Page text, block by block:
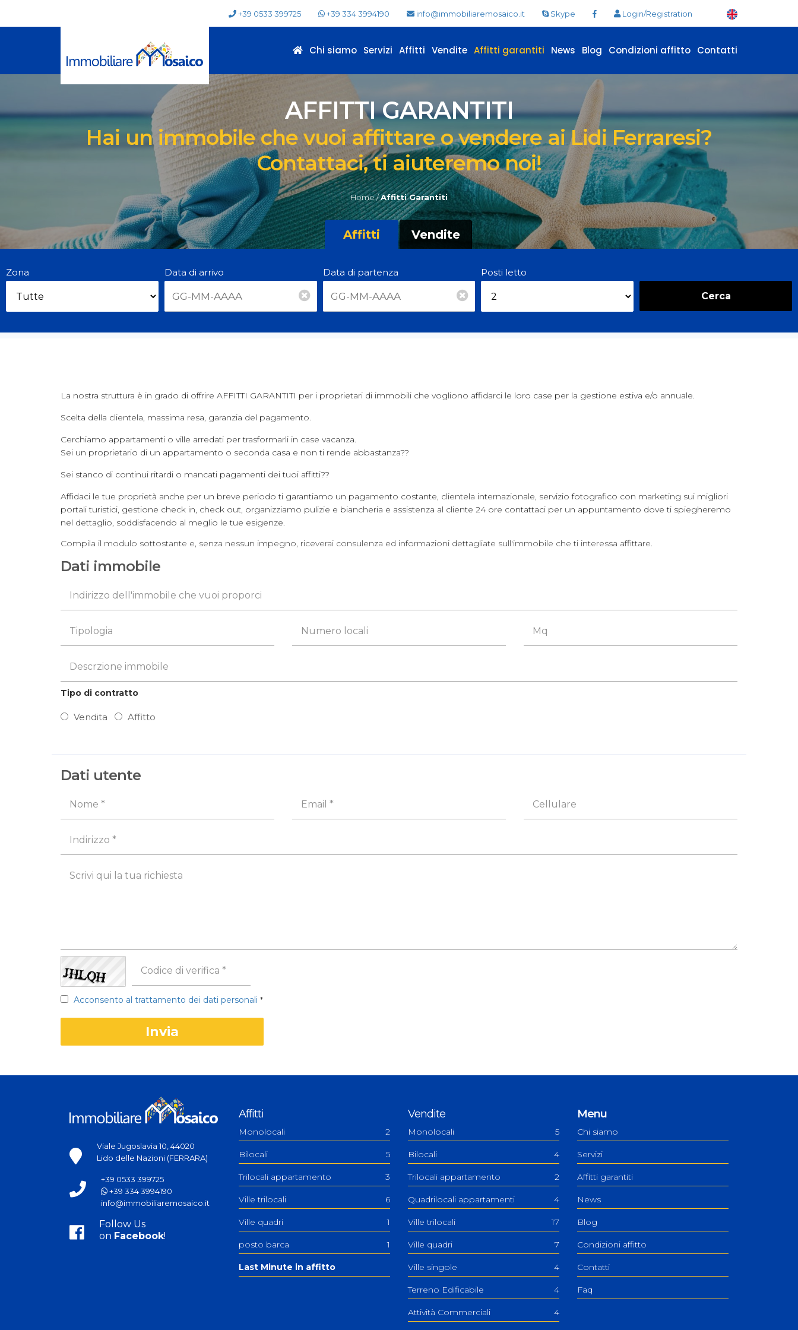
+39 0533 399725 +39 334 3994190 info@immobiliaremosaico.it Skype Login/Registration
Chi siamo Servizi Affitti Vendite Affitti garantiti News Blog Condizioni affitto Contatti
AFFITTI GARANTITI
Hai un immobile che vuoi affittare o vendere ai Lidi Ferraresi?
Contattaci, ti aiuteremo noi!
Home /Affitti Garantiti
Affitti Vendite
Zona Data di arrivo Data di partenza Posti letto
Cerca
La nostra struttura è in grado di offrire AFFITTI GARANTITI per i proprietari di immobili che vogliono affidarci le loro case per la gestione estiva e/o annuale.
Scelta della clientela, massima resa, garanzia del pagamento.
Cerchiamo appartamenti o ville arredati per trasformarli in case vacanza.
Sei un proprietario di un appartamento o seconda casa e non ti rende abbastanza??
Sei stanco di continui ritardi o mancati pagamenti dei tuoi affitti??
Affidaci le tue proprietà anche per un breve periodo ti garantiamo un pagamento costante, clientela internazionale, servizio fotografico con marketing sui migliori
portali turistici, gestione check in, check out, organizziamo pulizie e biancheria e assistenza al cliente 24 ore contattaci per un appuntamento dove ti spiegheremo
nel dettaglio, soddisfacendo al meglio le tue esigenze.
Compila il modulo sottostante e, senza nessun impegno, riceverai consulenza ed informazioni dettagliate sull'immobile che ti interessa affittare.
Dati immobile
Tipo di contratto
Vendita Affitto
Dati utente
Acconsento al trattamento dei dati personali *
Viale Jugoslavia 10, 44020
Lido delle Nazioni (FERRARA)
+39 0533 399725
+39 334 3994190
info@immobiliaremosaico.it
Follow Us
on Facebook!
Affitti
Monolocali 2
Bilocali 5
Trilocali appartamento 3
Ville trilocali 6
Ville quadri 1
posto barca 1
Last Minute in affitto
Vendite
Monolocali 5
Bilocali 4
Trilocali appartamento 2
Quadrilocali appartamenti 4
Ville trilocali 17
Ville quadri 7
Ville singole 4
Terreno Edificabile 4
Attività Commerciali 4
Menu
Chi siamo
Servizi
Affitti garantiti
News
Blog
Condizioni affitto
Contatti
Faq